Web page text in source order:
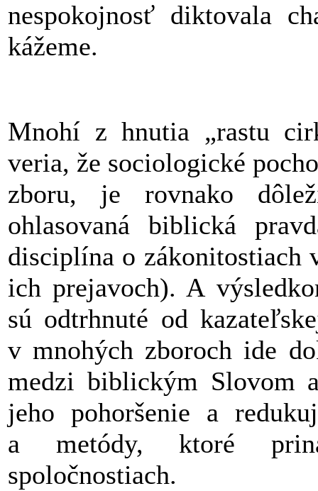
nespokojnosť diktovala
kážeme.
Mnohí z hnutia „rastu
veria, že sociologické
zboru, je rovnako
ohlasovaná biblická
disciplína o zákonitostiach
ich prejavoch). A
sú odtrhnuté od
v mnohých zboroch ide
medzi biblickým Slovom
jeho pohoršenie a
a metódy, ktoré
spoločnostiach.